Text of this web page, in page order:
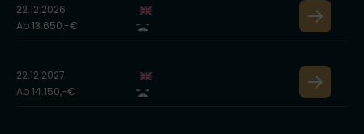
22.12.2026
Ab 13.650,-€
22.12.2027
Ab 14.150,-€